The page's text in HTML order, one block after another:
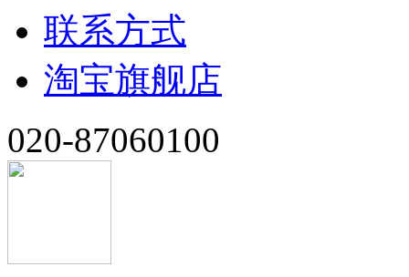
联系方式
淘宝旗舰店
020-87060100